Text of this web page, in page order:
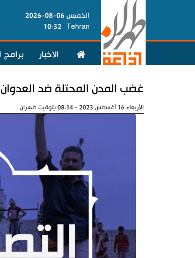
الخميس 06-08-2026
Tehran
10:32
الاخبار برامج
غضب المدن المحتلة ضد العدوان
الأربعاء 16 أغسطس 2023 - 08:14 بتوقيت طهران